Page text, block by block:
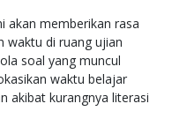
akan memberikan rasa
waktu di ruang ujian
soal yang muncul
waktu belajar
akibat kurangnya literasi